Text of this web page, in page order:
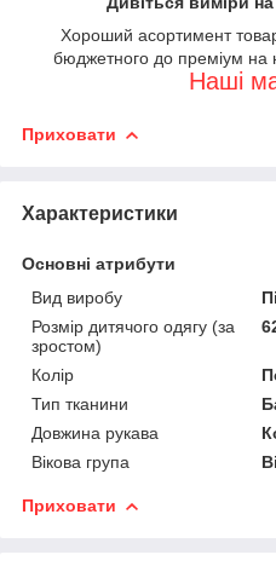
Хороший асортимент
бюджетного до преміум на
Наші
Приховати
Характеристики
Основні атрибути
Вид виробу
Розмір дитячого одягу (за
зростом)
Колір
Тип тканини
Довжина рукава
Вікова група
Приховати